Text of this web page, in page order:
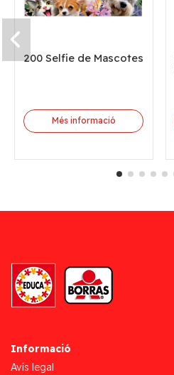
200 Selfie de Mascotes
Més informació
Informació
Avís legal